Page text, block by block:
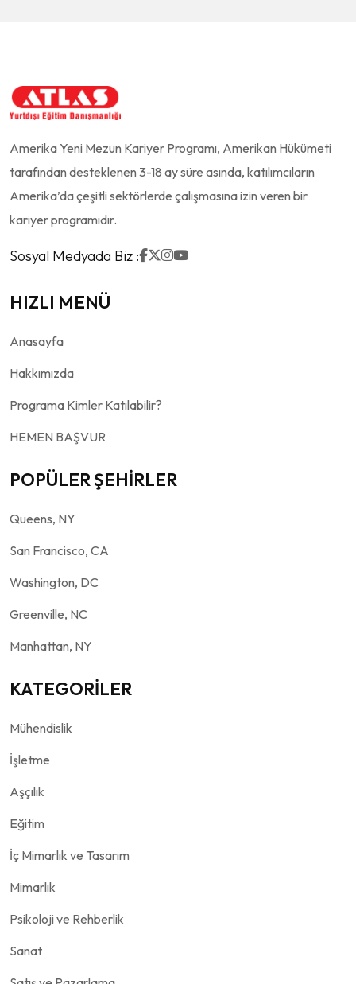
Amerika Yeni Mezun Kariyer Programı, Amerikan Hükümeti
tarafından desteklenen 3-18 ay süre asında, katılımcıların
Amerika’da çeşitli sektörlerde çalışmasına izin veren bir
kariyer programıdır.
Sosyal Medyada Biz :
HIZLI MENÜ
Anasayfa
Hakkımızda
Programa Kimler Katılabilir?
HEMEN BAŞVUR
POPÜLER ŞEHİRLER
Queens, NY
San Francisco, CA
Washington, DC
Greenville, NC
Manhattan, NY
KATEGORİLER
Mühendislik
İşletme
Aşçılık
Eğitim
İç Mimarlık ve Tasarım
Mimarlık
Psikoloji ve Rehberlik
Sanat